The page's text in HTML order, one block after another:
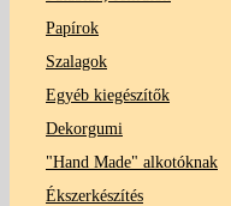
Papírok
Szalagok
Egyéb kiegészítők
Dekorgumi
"Hand Made" alkotóknak
Ékszerkészítés